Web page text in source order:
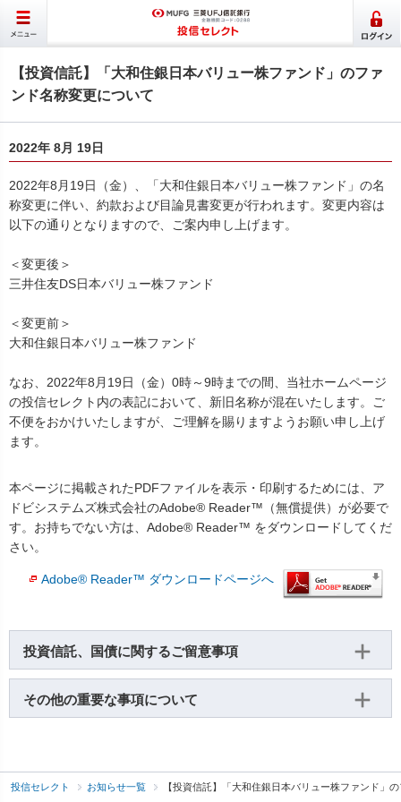
【投資信託】「大和住銀日本バリュー株ファンド」のファ
ンド名称変更について
2022年 8月 19日
2022年8月19日（金）、「大和住銀日本バリュー株ファンド」の名
称変更に伴い、約款および目論見書変更が行われます。変更内容は
以下の通りとなりますので、ご案内申し上げます。
＜変更後＞
三井住友DS日本バリュー株ファンド
＜変更前＞
大和住銀日本バリュー株ファンド
なお、2022年8月19日（金）0時～9時までの間、当社ホームページ
の投信セレクト内の表記において、新旧名称が混在いたします。ご
不便をおかけいたしますが、ご理解を賜りますようお願い申し上げ
ます。
本ページに掲載されたPDFファイルを表示・印刷するためには、ア
ドビシステムズ株式会社のAdobe® Reader™（無償提供）が必要で
す。お持ちでない方は、Adobe® Reader™ をダウンロードしてくだ
さい。
Adobe® Reader™ ダウンロードページへ
投資信託、国債に関するご留意事項
その他の重要な事項について
投信セレクト お知らせ一覧 【投資信託】「大和住銀日本バリュー株ファンド」